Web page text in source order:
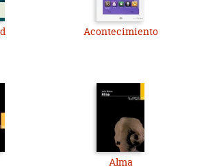
Acontecimiento
Alma